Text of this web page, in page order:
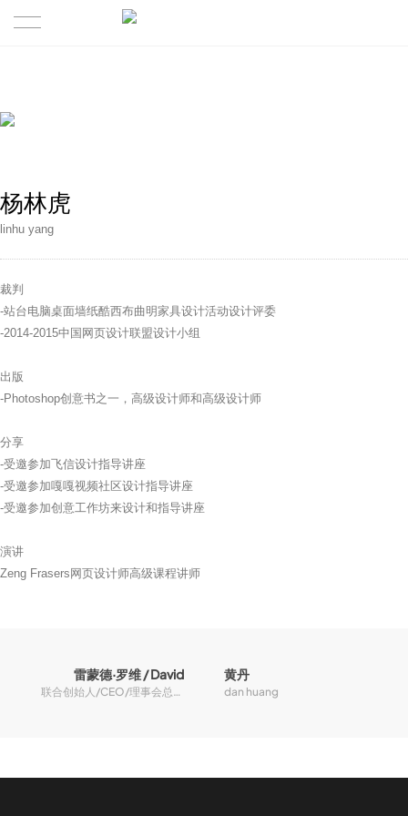
杨林虎
linhu yang
裁判
-站台电脑桌面墙纸酷西布曲明家具设计活动设计评委
-2014-2015中国网页设计联盟设计小组
出版
-Photoshop创意书之一，高级设计师和高级设计师
分享
-受邀参加飞信设计指导讲座
-受邀参加嘎嘎视频社区设计指导讲座
-受邀参加创意工作坊来设计和指导讲座
演讲
Zeng Frasers网页设计师高级课程讲师
雷蒙德·罗维 / David
联合创始人/CEO/理事会总监
黄丹
dan huang
关于我们
精英团队
联系我们